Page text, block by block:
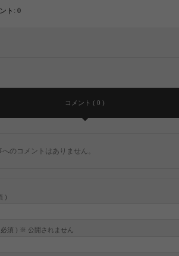
ト: 0
コメント ( 0 )
へのコメントはありません。
)
須 ) ※ 公開されません